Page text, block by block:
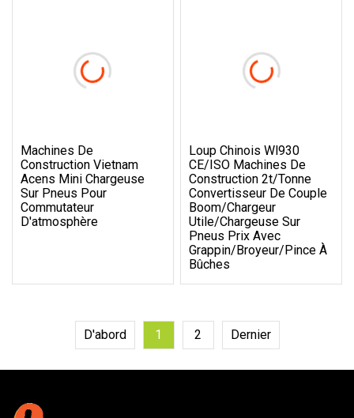
Machines De
Construction Vietnam
Acens Mini Chargeuse
Sur Pneus Pour
Commutateur
D'atmosphère
Loup Chinois Wl930
CE/ISO Machines De
Construction 2t/tonne
Convertisseur De Couple
Boom/chargeur
Utile/chargeuse Sur
Pneus Prix Avec
Grappin/broyeur/pince À
Bûches
D'abord 1 2 Dernier